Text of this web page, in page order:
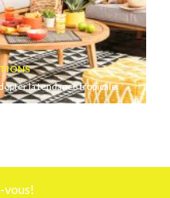
la tendance tropicale
vous!